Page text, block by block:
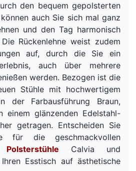
den bequem gepolsterten
auch Sie sich mal ganz
und den Tag harmonisch
Rückenlehne weist zudem
auf, durch die Sie ein
auch über mehrere
werden. Bezogen ist die
Stühle mit hochwertigem
der Farbausführung Braun,
glänzenden Edelstahl-
getragen. Entscheiden Sie
für die geschmackvollen
Calvia und
Esstisch auf ästhetische